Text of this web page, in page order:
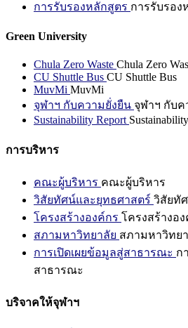
การรับรองหลักสูตร การรับรอง
Green University
Chula Zero Waste Chula Zero
CU Shuttle Bus CU Shuttle Bus
MuvMi MuvMi
จุฬาฯ กับความยั่งยืน จุฬาฯ กับค
Sustainability Report
การบริหาร
คณะผู้บริหาร คณะผู้บริหาร
วิสัยทัศน์และยุทธศาสตร์ วิสัยทั
โครงสร้างองค์กร โครงสร้างอ
สภามหาวิทยาลัย สภามหาวิทย
การเปิดเผยข้อมูลสู่สาธารณะ ก
สาธารณะ
บริจาคให้จุฬาฯ